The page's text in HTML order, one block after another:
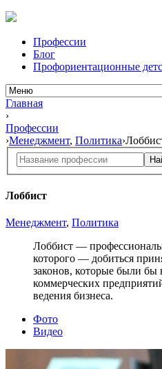
Профессии
Блог
Профориентационные
Главная
›
Профессии
›Менеджмент, Политика›
Лоббист
Менеджмент, Политика
Лоббист —
которого — добиться
законов, которые были
коммерческих
ведения бизнеса.
Фото
Видео